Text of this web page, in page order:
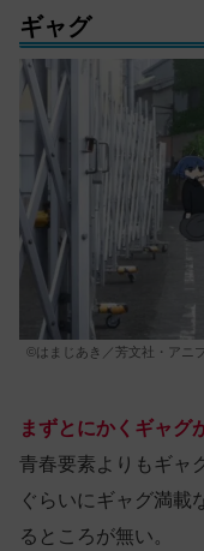
ギャグ
©はまじあき／芳文社・アニ
まずとにかくギャグ
青春要素よりもギャ
ぐらいにギャグ満載
るところが無い。